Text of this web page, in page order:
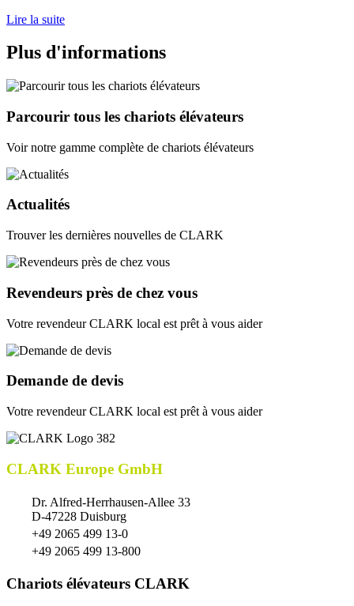
Lire la suite
Plus d'informations
Parcourir tous les chariots élévateurs
Voir notre gamme complète de chariots élévateurs
Actualités
Trouver les dernières nouvelles de CLARK
Revendeurs près de chez vous
Votre revendeur CLARK local est prêt à vous aider
Demande de devis
Votre revendeur CLARK local est prêt à vous aider
CLARK Europe GmbH
Dr. Alfred-Herrhausen-Allee 33
D-47228 Duisburg
+49 2065 499 13-0
+49 2065 499 13-800
Chariots élévateurs CLARK